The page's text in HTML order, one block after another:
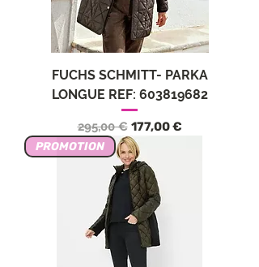
FUCHS SCHMITT- PARKA
LONGUE REF: 603819682
Precio
295,00 € Precio de oferta
177,00 €
PROMOTION